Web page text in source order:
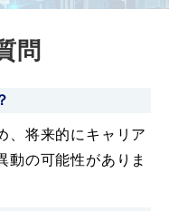
問
、将来的にキャリア
動の可能性がありま